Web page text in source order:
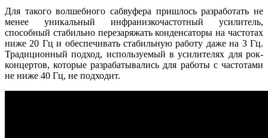
Для такого волшебного сабвуфера пришлось разработать не
менее уникальный инфранизкочастотный усилитель,
способный стабильно перезаряжать конденсаторы на частотах
ниже 20 Гц и обеспечивать стабильную работу даже на 3 Гц.
Традиционный подход, используемый в усилителях для рок-
концертов, которые разрабатывались для работы с частотами
не ниже 40 Гц, не подходит.